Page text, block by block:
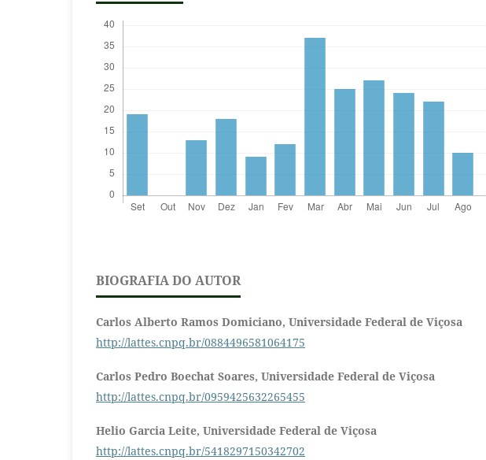
BIOGRAFIA DO AUTOR
Carlos Alberto Ramos Domiciano, Universidade Federal de Viçosa
http://lattes.cnpq.br/0884496581064175
Carlos Pedro Boechat Soares, Universidade Federal de Viçosa
http://lattes.cnpq.br/0959425632265455
Helio Garcia Leite, Universidade Federal de Viçosa
http://lattes.cnpq.br/5418297150342702